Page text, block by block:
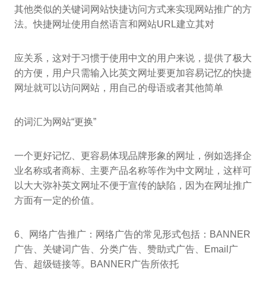
其他类似的关键词网站快捷访问方式来实现网站推广的方
法。快捷网址使用自然语言和网站URL建立其对
应关系，这对于习惯于使用中文的用户来说，提供了极大
的方便，用户只需输入比英文网址要更加容易记忆的快捷
网址就可以访问网站，用自己的母语或者其他简单
的词汇为网站“更换”
一个更好记忆、更容易体现品牌形象的网址，例如选择企
业名称或者商标、主要产品名称等作为中文网址，这样可
以大大弥补英文网址不便于宣传的缺陷，因为在网址推广
方面有一定的价值。
6、网络广告推广：网络广告的常见形式包括：BANNER
广告、关键词广告、分类广告、赞助式广告、Email广
告、超级链接等。BANNER广告所依托